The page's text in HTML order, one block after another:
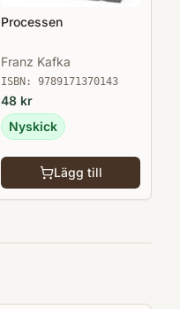
Processen
Franz Kafka
ISBN: 9789171370143
48 kr
Nyskick
Lägg till